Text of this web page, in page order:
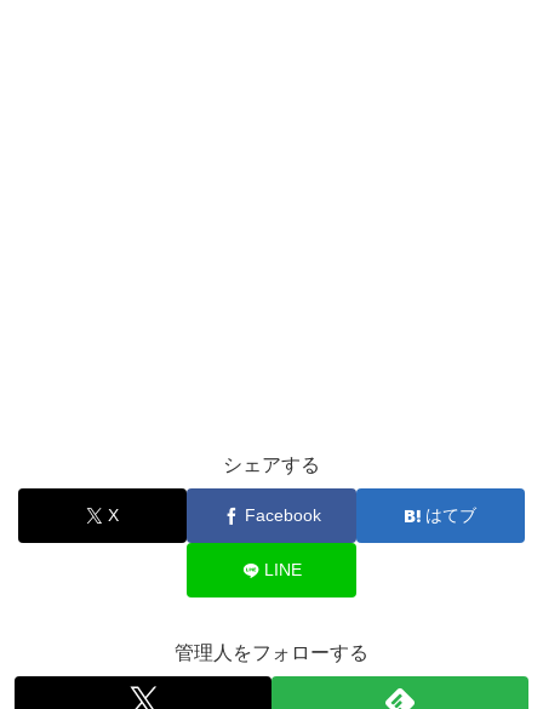
シェアする
X Facebook はてブ
LINE
管理人をフォローする